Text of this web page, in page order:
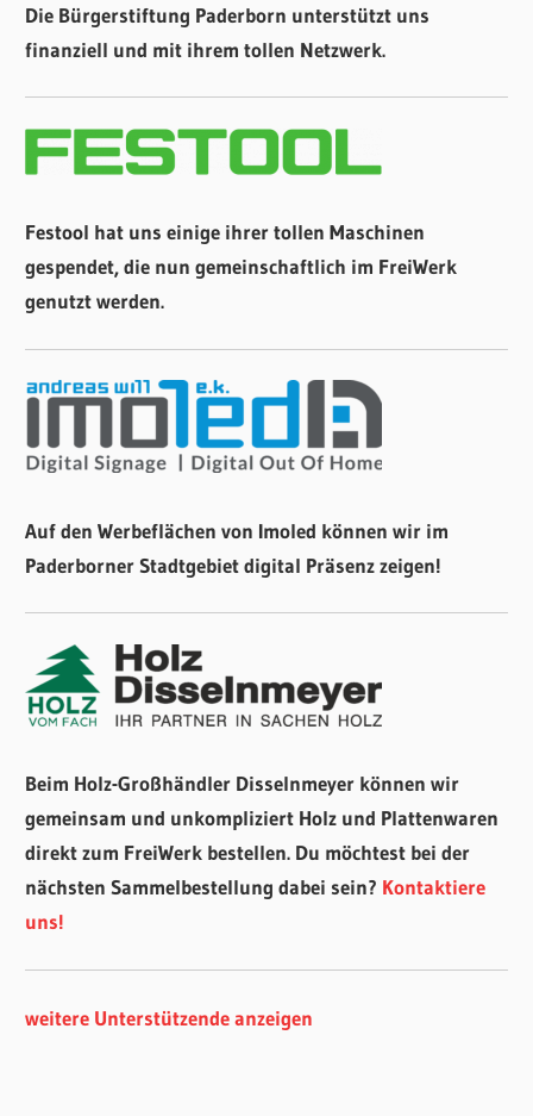
Die Bürgerstiftung Paderborn unterstützt uns
finanziell und mit ihrem tollen Netzwerk.
Festool hat uns einige ihrer tollen Maschinen
gespendet, die nun gemeinschaftlich im FreiWerk
genutzt werden.
Auf den Werbeflächen von Imoled können wir im
Paderborner Stadtgebiet digital Präsenz zeigen!
Beim Holz-Großhändler Disselnmeyer können wir
gemeinsam und unkompliziert Holz und Plattenwaren
direkt zum FreiWerk bestellen. Du möchtest bei der
nächsten Sammelbestellung dabei sein? Kontaktiere
uns!
weitere Unterstützende anzeigen